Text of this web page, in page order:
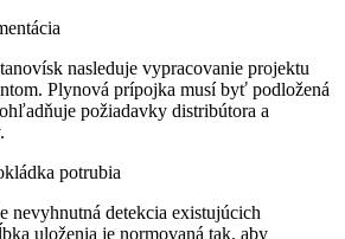
nasleduje vypracovanie projektu
Plynová prípojka musí byť podložená
požiadavky distribútora a
potrubia
nevyhnutná detekcia existujúcich
uloženia je normovaná tak, aby